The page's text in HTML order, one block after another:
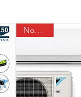
Nouveau